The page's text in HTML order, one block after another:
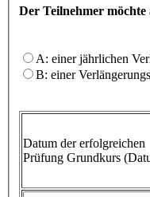
Der Teilnehmer möchte
A: einer jährlichen
B: einer
Datum der erfolgreichen
Prüfung Grundkurs